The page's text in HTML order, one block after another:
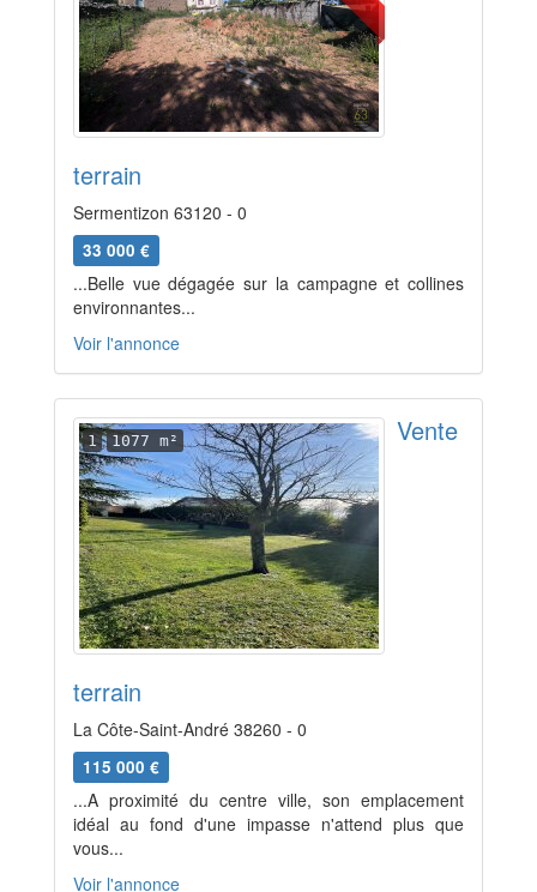
terrain
Sermentizon 63120 - 0
33 000 €
...Belle vue dégagée sur la campagne et collines
environnantes...
Voir l'annonce
1 1077 m² Vente
terrain
La Côte-Saint-André 38260 - 0
115 000 €
...A proximité du centre ville, son emplacement
idéal au fond d'une impasse n'attend plus que
vous...
Voir l'annonce